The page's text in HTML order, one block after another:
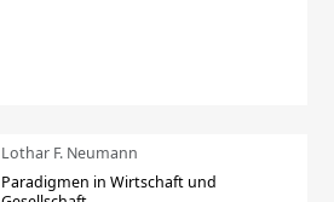
Lothar F. Neumann
Paradigmen in Wirtschaft und